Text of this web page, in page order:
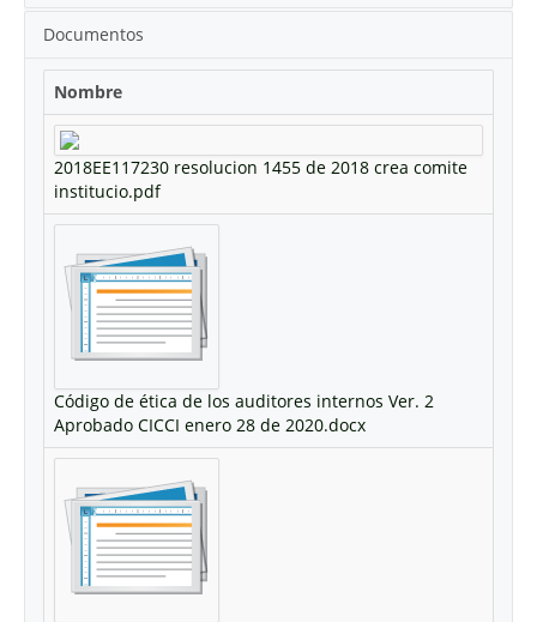
Documentos
Nombre
2018EE117230 resolucion 1455 de 2018 crea comite
institucio.pdf
Código de ética de los auditores internos Ver. 2
Aprobado CICCI enero 28 de 2020.docx